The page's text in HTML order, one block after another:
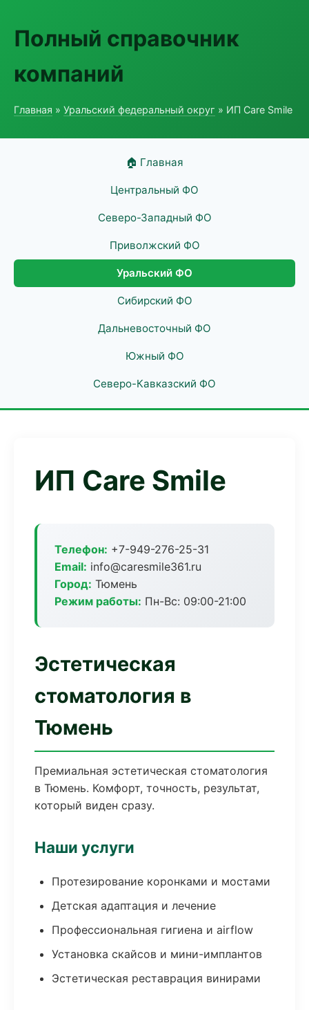
Полный справочник
компаний
Главная » Уральский федеральный округ » ИП Care Smile
🏠 Главная
Центральный ФО
Северо-Западный ФО
Приволжский ФО
Уральский ФО
Сибирский ФО
Дальневосточный ФО
Южный ФО
Северо-Кавказский ФО
ИП Care Smile
Телефон: +7-949-276-25-31
Email: info@caresmile361.ru
Город: Тюмень
Режим работы: Пн-Вс: 09:00-21:00
Эстетическая
стоматология в
Тюмень
Премиальная эстетическая стоматология
в Тюмень. Комфорт, точность, результат,
который виден сразу.
Наши услуги
Протезирование коронками и мостами
Детская адаптация и лечение
Профессиональная гигиена и airflow
Установка скайсов и мини-имплантов
Эстетическая реставрация винирами